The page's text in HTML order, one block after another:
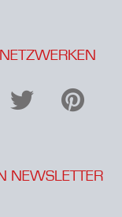
NEWSLETTER